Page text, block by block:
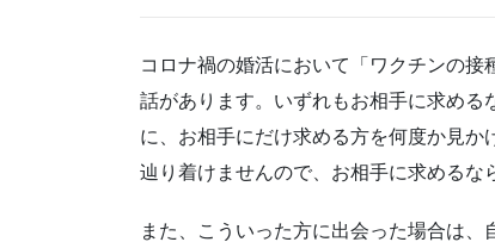
コロナ禍の婚活において「ワクチンの
話があります。いずれもお相手に求め
に、お相手にだけ求める方を何度か見
辿り着けませんので、お相手に求めるな
また、こういった方に出会った場合は